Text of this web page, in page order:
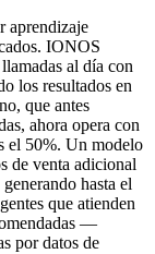
aprendizaje
IONOS
al día con
los resultados en
que antes
ahora opera con
el 50%. Un modelo
de venta adicional
hasta el
que atienden
—
por datos de